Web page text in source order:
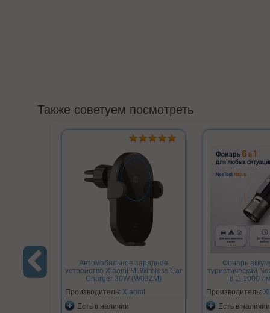
Также советуем посмотреть
Автомобильное зарядное
устройство Xiaomi MI Wireless Car
Charger 30W (W03ZM)
Производитель: Xiaomi
Есть в наличии
Фонарь
туристический
в 1, 1000
Производитель:
Есть в наличии